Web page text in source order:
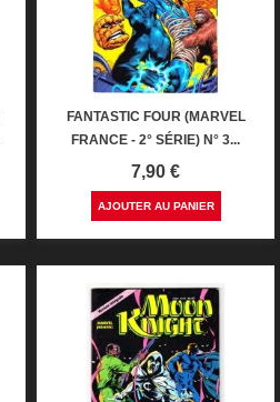
FANTASTIC FOUR (MARVEL
FRANCE - 2° SÉRIE) N° 3...
Prix
7,90 €
AJOUTER AU PANIER